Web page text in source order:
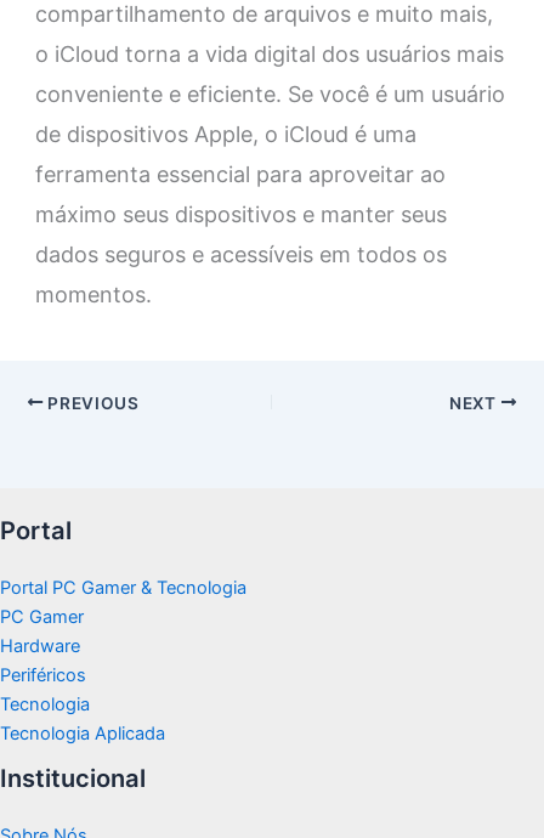
compartilhamento de arquivos e muito mais,
o iCloud torna a vida digital dos usuários mais
conveniente e eficiente. Se você é um usuário
de dispositivos Apple, o iCloud é uma
ferramenta essencial para aproveitar ao
máximo seus dispositivos e manter seus
dados seguros e acessíveis em todos os
momentos.
PREVIOUS NEXT
Portal
Portal PC Gamer & Tecnologia
PC Gamer
Hardware
Periféricos
Tecnologia
Tecnologia Aplicada
Institucional